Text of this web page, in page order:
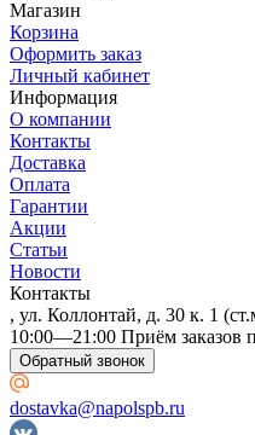
Магазин
Корзина
Оформить заказ
Личный кабинет
Информация
О компании
Контакты
Доставка
Оплата
Гарантии
Акции
Статьи
Новости
Контакты
, ул. Коллонтай, д. 30 к. 1
10:00—21:00 Приём заказов
Обратный звонок
dostavka@napolspb.ru